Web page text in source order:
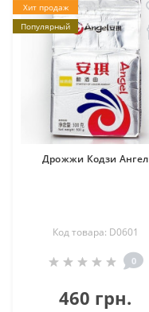
Хит продаж
Популярный
Дрожжи Кодзи Ангел
Код товара: D0601
0
460 грн.